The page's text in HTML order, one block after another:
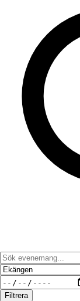
Filtrera